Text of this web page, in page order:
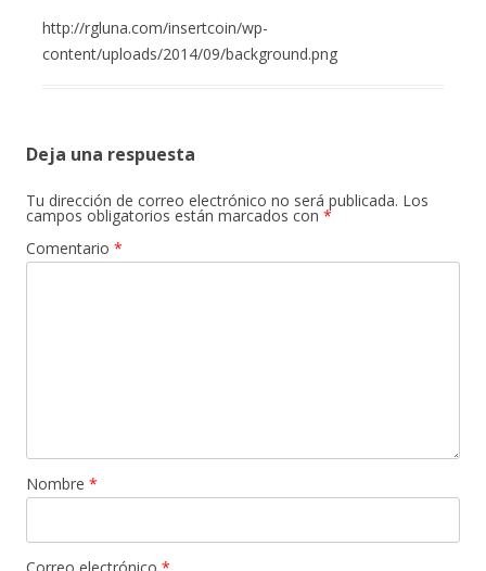
http://rgluna.com/insertcoin/wp-
content/uploads/2014/09/background.png
Deja una respuesta
Tu dirección de correo electrónico no será publicada. Los
campos obligatorios están marcados con *
Comentario *
Nombre *
Correo electrónico *